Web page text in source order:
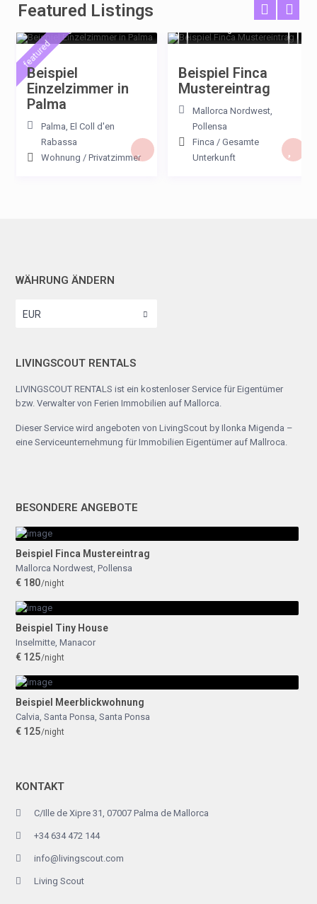
Featured Listings
featured
Beispiel
Einzelzimmer in
Palma
Palma, El Coll d'en
Rabassa
Wohnung / Privatzimmer
Beispiel Finca
Mustereintrag
Mallorca Nordwest,
Pollensa
Finca / Gesamte
Unterkunft
WÄHRUNG ÄNDERN
EUR
LIVINGSCOUT RENTALS
LIVINGSCOUT RENTALS ist ein kostenloser Service für Eigentümer
bzw. Verwalter von Ferien Immobilien auf Mallorca.
Dieser Service wird angeboten von LivingScout by Ilonka Migenda –
eine Serviceunternehmung für Immobilien Eigentümer auf Mallroca.
BESONDERE ANGEBOTE
Beispiel Finca Mustereintrag
Mallorca Nordwest, Pollensa
€ 180/night
Beispiel Tiny House
Inselmitte, Manacor
€ 125/night
Beispiel Meerblickwohnung
Calvia, Santa Ponsa, Santa Ponsa
€ 125/night
KONTAKT
C/Ille de Xipre 31, 07007 Palma de Mallorca
+34 634 472 144
info@livingscout.com
Living Scout